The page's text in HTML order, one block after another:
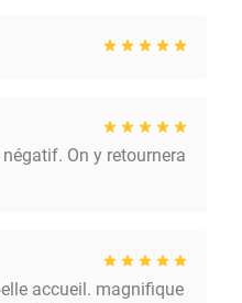
On y retournera
accueil. magnifique